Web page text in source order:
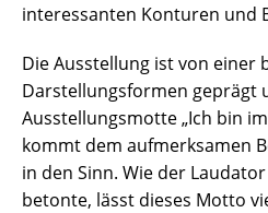
interessanten Konturen und
Die Ausstellung ist von einer
Darstellungsformen geprägt
Ausstellungsmotte „Ich bin
kommt dem aufmerksamen
in den Sinn. Wie der
betonte, lässt dieses Motto